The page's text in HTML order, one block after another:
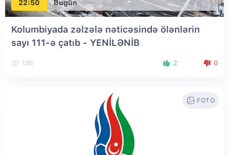
22:50 Bugün
Kolumbiyada zəlzələ nəticəsində ölənlərin
sayı 111-ə çatıb - YENİLƏNİB
135 2 0
FOTO